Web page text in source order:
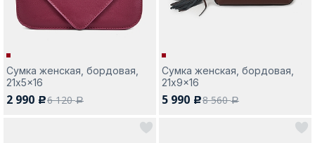
Сумка женская, бордовая,
21x5x16
2 990 c6 120a
Сумка женская, бордовая,
21x9x16
5 990 c8 560a